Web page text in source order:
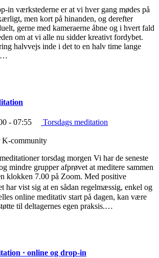
in værkstederne er at vi hver gang mødes på
men kort på hinanden, og derefter
gerne med kameraerne åbne og i hvert fald
om at vi alle nu sidder kreativt fordybet.
halvvejs inde i det to en halv time lange
- 07:55
Torsdags meditation
community
torsdag morgen Vi har de seneste
mindre grupper afprøvet at meditere sammen
klokken 7.00 på Zoom. Med positive
har vist sig at en sådan regelmæssig, enkel og
online meditativ start på dagen, kan være
til deltagernes egen praksis.…
· online og drop-in